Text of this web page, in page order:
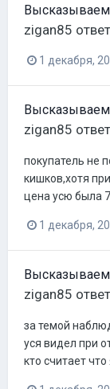
zigan85
1 декабря,
zigan85
покупатель не
кишков,хотя
цена усю была
1 декабря,
zigan85
за темой
уся видел при
кто считает